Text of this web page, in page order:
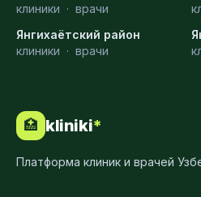
клиники · врачи
Янгихаётский район
клиники · врачи
🏥 kliniki*
Платформа клиник и врачей